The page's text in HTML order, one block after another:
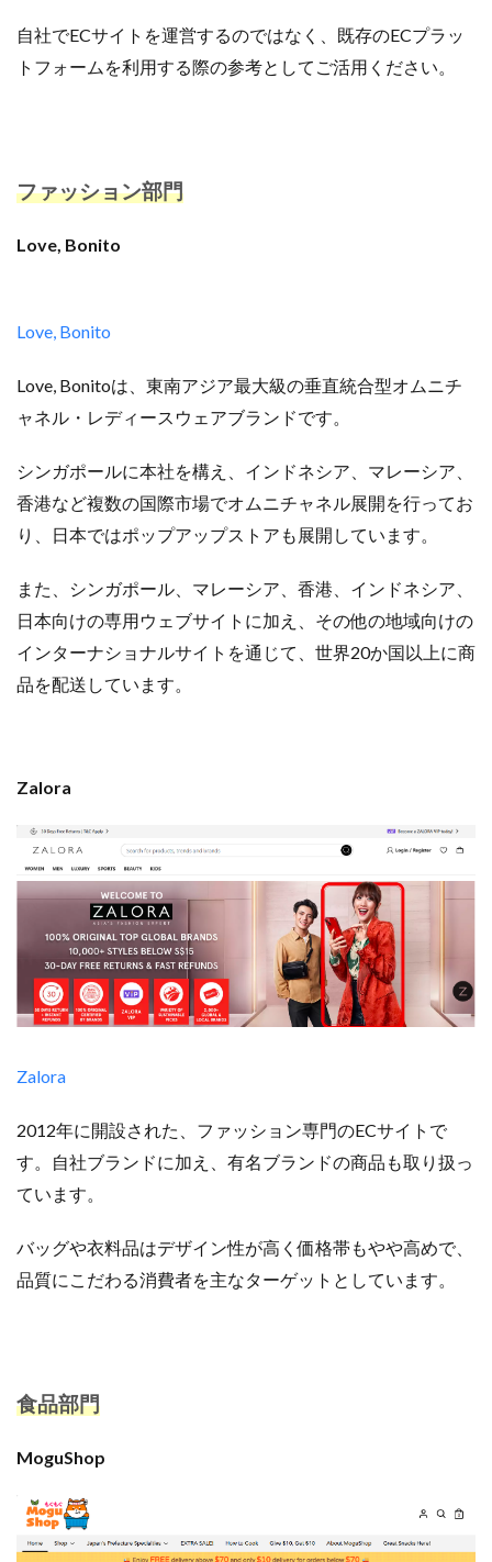
自社でECサイトを運営するのではなく、既存のECプラッ
トフォームを利用する際の参考としてご活用ください。
ファッション部門
Love, Bonito
Love, Bonito
Love, Bonitoは、東南アジア最大級の垂直統合型オムニチ
ャネル・レディースウェアブランドです。
シンガポールに本社を構え、インドネシア、マレーシア、
香港など複数の国際市場でオムニチャネル展開を行ってお
り、日本ではポップアップストアも展開しています。
また、シンガポール、マレーシア、香港、インドネシア、
日本向けの専用ウェブサイトに加え、その他の地域向けの
インターナショナルサイトを通じて、世界20か国以上に商
品を配送しています。
Zalora
Zalora
2012年に開設された、ファッション専門のECサイトで
す。自社ブランドに加え、有名ブランドの商品も取り扱っ
ています。
バッグや衣料品はデザイン性が高く価格帯もやや高めで、
品質にこだわる消費者を主なターゲットとしています。
食品部門
MoguShop